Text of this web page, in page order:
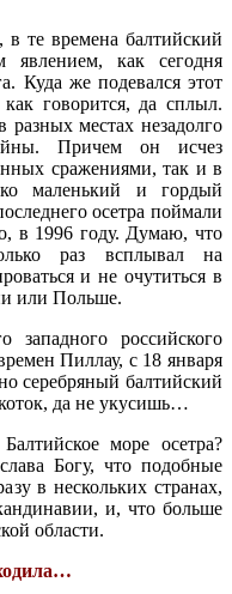
те времена балтийский
как сегодня
Куда же подевался этот
говорится, да сплыл.
местах незадолго
Причем он исчез
сражениями, так и в
маленький и гордый
осетра поймали
в 1996 году. Думаю, что
раз всплывал на
и не очутиться в
или Польше.
западного российского
Пиллау, с 18 января
серебряный балтийский
да не укусишь…
море осетра?
Богу, что подобные
в нескольких странах,
и, что больше
области.